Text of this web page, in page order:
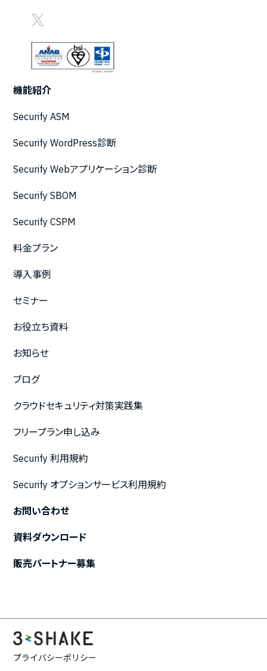
機能紹介
Securify ASM
Securify WordPress診断
Securify Webアプリケーション診断
Securify SBOM
Securify CSPM
料金プラン
導入事例
セミナー
お役立ち資料
お知らせ
ブログ
クラウドセキュリティ対策実践集
フリープラン申し込み
Securify 利用規約
Securify オプションサービス利用規約
お問い合わせ
資料ダウンロード
販売パートナー募集
プライバシーポリシー